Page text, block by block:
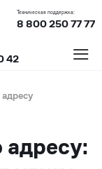
Техническая поддержка:
8 800 250 77 77
42 ≡